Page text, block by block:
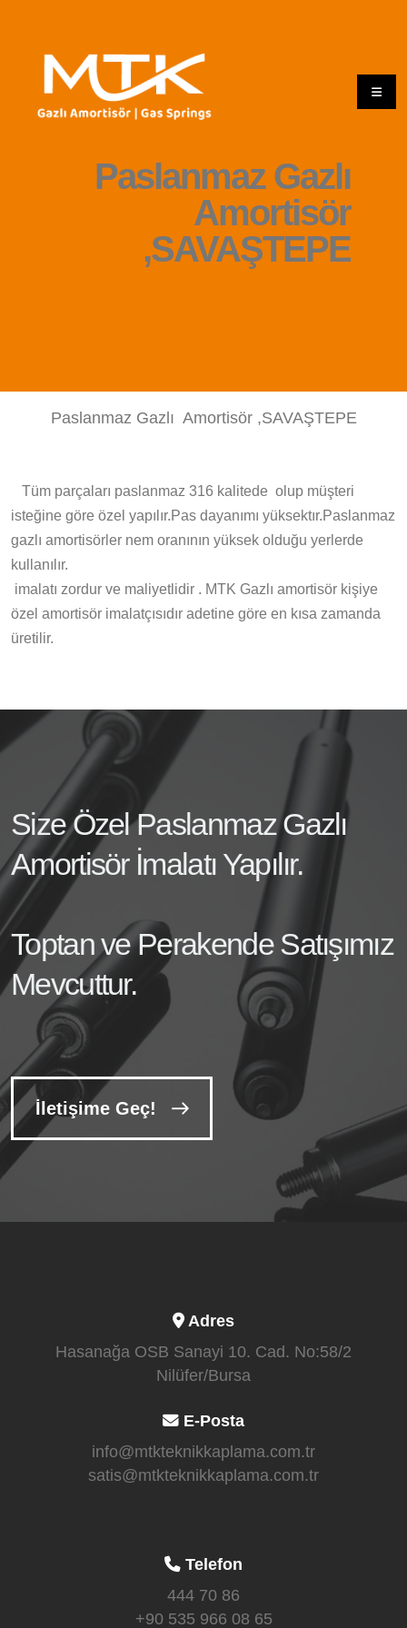
Paslanmaz Gazlı
Amortisör
,SAVAŞTEPE
Paslanmaz Gazlı Amortisör ,SAVAŞTEPE
Tüm parçaları paslanmaz 316 kalitede olup müşteri
isteğine göre özel yapılır.Pas dayanımı yüksektır.Paslanmaz
gazlı amortisörler nem oranının yüksek olduğu yerlerde
kullanılır.
imalatı zordur ve maliyetlidir . MTK Gazlı amortisör kişiye
özel amortisör imalatçısıdır adetine göre en kısa zamanda
üretilir.
Size Özel Paslanmaz Gazlı
Amortisör İmalatı Yapılır.
Toptan ve Perakende Satışımız
Mevcuttur.
İletişime Geç!
Adres
Hasanağa OSB Sanayi 10. Cad. No:58/2
Nilüfer/Bursa
E-Posta
info@mtkteknikkaplama.com.tr
satis@mtkteknikkaplama.com.tr
Telefon
444 70 86
+90 535 966 08 65